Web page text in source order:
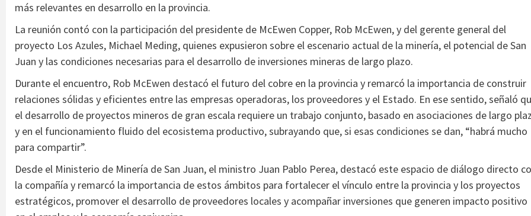
más relevantes en desarrollo en la provincia.
La reunión contó con la participación del presidente de McEwen Copper, Rob McEwen, y del gerente general del
proyecto Los Azules, Michael Meding, quienes expusieron sobre el escenario actual de la minería, el potencial de San
Juan y las condiciones necesarias para el desarrollo de inversiones mineras de largo plazo.
Durante el encuentro, Rob McEwen destacó el futuro del cobre en la provincia y remarcó la importancia de construir
relaciones sólidas y eficientes entre las empresas operadoras, los proveedores y el Estado. En ese sentido, señaló
el desarrollo de proyectos mineros de gran escala requiere un trabajo conjunto, basado en asociaciones de largo
y en el funcionamiento fluido del ecosistema productivo, subrayando que, si esas condiciones se dan, “habrá mucho
para compartir”.
Desde el Ministerio de Minería de San Juan, el ministro Juan Pablo Perea, destacó este espacio de diálogo directo
la compañía y remarcó la importancia de estos ámbitos para fortalecer el vínculo entre la provincia y los proyectos
estratégicos, promover el desarrollo de proveedores locales y acompañar inversiones que generen impacto positivo